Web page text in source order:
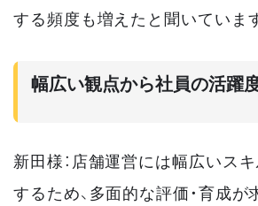
する頻度も増えたと聞いています
幅広い観点から社員の活躍
新田様：店舗運営には幅広いス
するため、多面的な評価・育成が